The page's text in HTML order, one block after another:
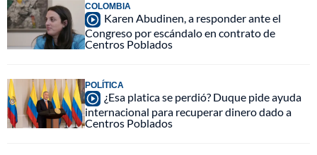
COLOMBIA
Karen Abudinen, a responder ante el
Congreso por escándalo en contrato de
Centros Poblados
POLÍTICA
¿Esa platica se perdió? Duque pide ayuda
internacional para recuperar dinero dado a
Centros Poblados